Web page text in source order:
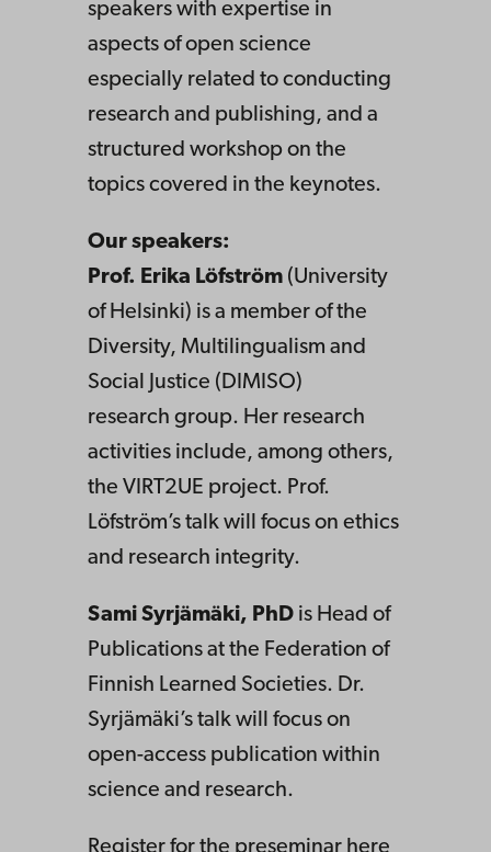
speakers with expertise in
aspects of open science
especially related to conducting
research and publishing, and a
structured workshop on the
topics covered in the keynotes.
Our speakers:
Prof. Erika Löfström (University
of Helsinki) is a member of the
Diversity, Multilingualism and
Social Justice (DIMISO)
research group. Her research
activities include, among others,
the VIRT2UE project. Prof.
Löfström’s talk will focus on ethics
and research integrity.
Sami Syrjämäki, PhD is Head of
Publications at the Federation of
Finnish Learned Societies. Dr.
Syrjämäki’s talk will focus on
open-access publication within
science and research.
Register for the preseminar here